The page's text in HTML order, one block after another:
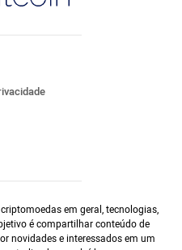
em geral, tecnologias,
é compartilhar conteúdo de
novidades e interessados em um